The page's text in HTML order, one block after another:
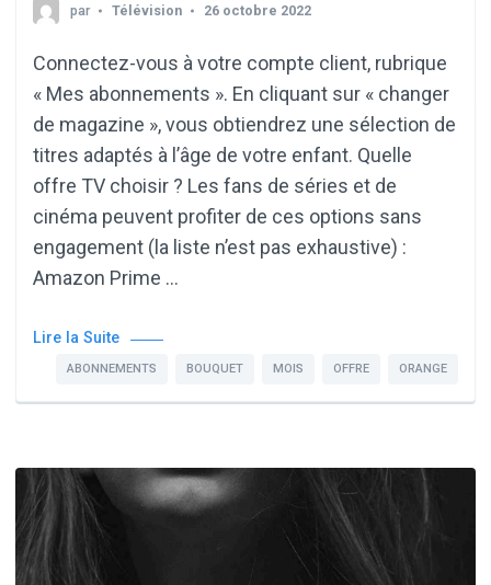
par Télévision 26 octobre 2022
Connectez-vous à votre compte client, rubrique
« Mes abonnements ». En cliquant sur « changer
de magazine », vous obtiendrez une sélection de
titres adaptés à l’âge de votre enfant. Quelle
offre TV choisir ? Les fans de séries et de
cinéma peuvent profiter de ces options sans
engagement (la liste n’est pas exhaustive) :
Amazon Prime …
Lire la Suite
ABONNEMENTS BOUQUET MOIS OFFRE ORANGE